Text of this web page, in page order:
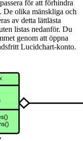
för att förhindra
De olika mänskliga och
av detta lättlästa
listas nedanför. Du
genom att öppna
Lucidchart-konto.